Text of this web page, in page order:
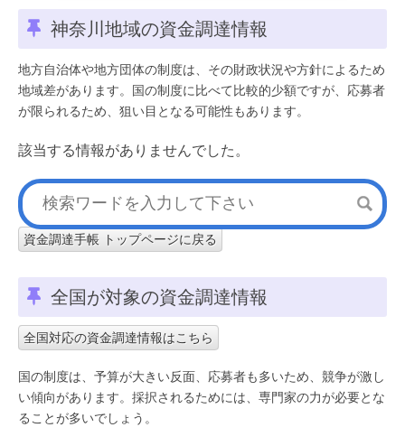
神奈川地域の資金調達情報
地方自治体や地方団体の制度は、その財政状況や方針によるため
地域差があります。国の制度に比べて比較的少額ですが、応募者
が限られるため、狙い目となる可能性もあります。
該当する情報がありませんでした。
資金調達手帳 トップページに戻る
全国が対象の資金調達情報
全国対応の資金調達情報はこちら
国の制度は、予算が大きい反面、応募者も多いため、競争が激し
い傾向があります。採択されるためには、専門家の力が必要とな
ることが多いでしょう。